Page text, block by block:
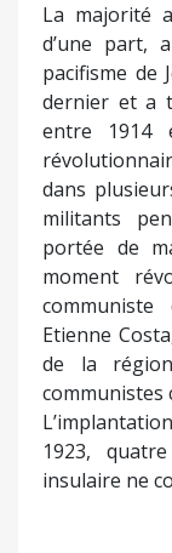
La majorité
d’une part,
pacifisme de
dernier et a
entre 1914
dans
militants
portée de
moment
Etienne
de la
communistes
1923,
insulaire ne